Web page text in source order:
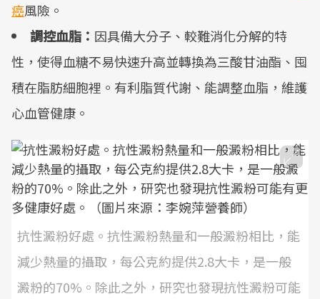
癌風險。
調控血脂： 因具備大分子、較難消化分解的特
性，使得血糖不易快速升高並轉換為三酸甘油酯、囤
積在脂肪細胞裡。有利脂質代謝、能調整血脂，維護
心血管健康。
抗性澱粉好處。抗性澱粉熱量和一般澱粉相比，能
減少熱量的攝取，每公克約提供2.8大卡，是一般
澱粉的70%。除此之外，研究也發現抗性澱粉可能